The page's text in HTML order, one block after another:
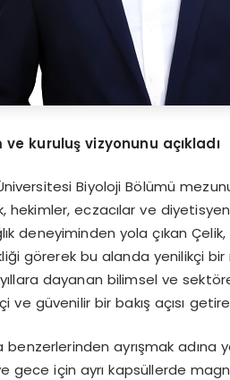
ve kuruluşvizyonunu açıkladı
Biyoloji Bölümü
hekimler, eczacılar ve
deneyiminden yola çıkan
görerek bu alanda yenilikçi
dayanan bilimsel ve
ve güvenilir bir bakış açısı
ayrışmak adına
gece için ayrı kapsüllerde